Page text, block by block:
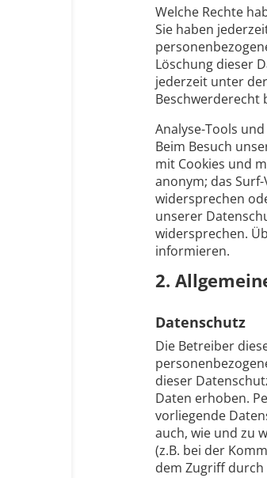
Welche Rechte
Sie haben
Löschung dieser
jederzeit unter
Beschwerderecht
Analyse-Tools
Beim Besuch
mit Cookies und
anonym; das
widersprechen
unserer
widersprechen.
informieren.
2.
Datenschutz
Die Betreiber
dieser
Daten erhoben.
vorliegende
auch, wie und zu
(z.B. bei der
dem Zugriff